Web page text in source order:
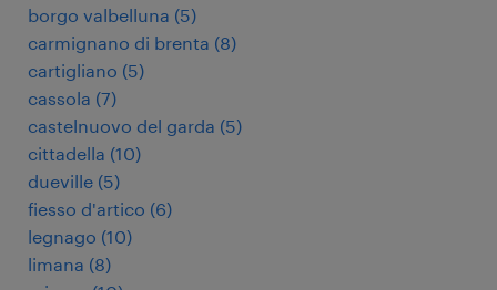
borgo valbelluna (5)
carmignano di brenta (8)
cartigliano (5)
cassola (7)
castelnuovo del garda (5)
cittadella (10)
dueville (5)
fiesso d'artico (6)
legnago (10)
limana (8)